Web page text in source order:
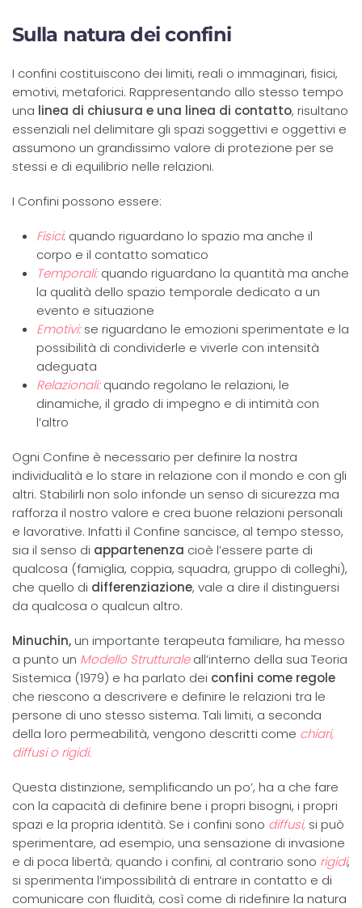
Sulla natura dei confini
I confini costituiscono dei limiti, reali o immaginari, fisici,
emotivi, metaforici. Rappresentando allo stesso tempo
una linea di chiusura e una linea di contatto, risultano
essenziali nel delimitare gli spazi soggettivi e oggettivi e
assumono un grandissimo valore di protezione per se
stessi e di equilibrio nelle relazioni.
I Confini possono essere:
Fisici: quando riguardano lo spazio ma anche il
corpo e il contatto somatico
Temporali:quando riguardano la quantità ma anche
la qualità dello spazio temporale dedicato a un
evento e situazione
Emotivi:se riguardano le emozioni sperimentate e la
possibilità di condividerle e viverle con intensità
adeguata
Relazionali:quando regolano le relazioni, le
dinamiche, il grado di impegno e di intimità con
l’altro
Ogni Confine è necessario per definire la nostra
individualità e lo stare in relazione con il mondo e con gli
altri. Stabilirli non solo infonde un senso di sicurezza ma
rafforza il nostro valore e crea buone relazioni personali
e lavorative. Infatti il Confine sancisce, al tempo stesso,
sia il senso di appartenenza cioè l’essere parte di
qualcosa (famiglia, coppia, squadra, gruppo di colleghi),
che quello di differenziazione, vale a dire il distinguersi
da qualcosa o qualcun altro.
Minuchin,un importante terapeuta familiare, ha messo
a punto un Modello Strutturaleall’interno della sua Teoria
Sistemica (1979) e ha parlato dei confini come regole
che riescono a descrivere e definire le relazioni tra le
persone di uno stesso sistema. Tali limiti, a seconda
della loro permeabilità, vengono descritti come chiari,
diffusi o rigidi.
Questa distinzione, semplificando un po’, ha a che fare
con la capacità di definire bene i propri bisogni, i propri
spazi e la propria identità. Se i confini sono diffusi, si può
sperimentare, ad esempio, una sensazione di invasione
e di poca libertà; quando i confini, al contrario sono rigidi,
si sperimenta l’impossibilità di entrare in contatto e di
comunicare con fluidità, così come di ridefinire la natura